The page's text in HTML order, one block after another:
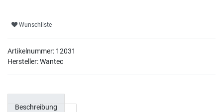
Wunschliste
Artikelnummer: 12031
Hersteller: Wantec
Beschreibung